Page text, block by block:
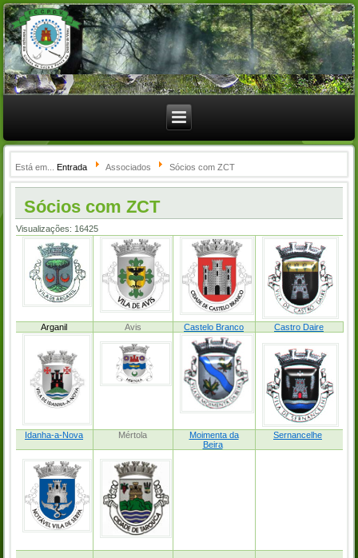
Está em...Entrada Associados Sócios com ZCT
Sócios com ZCT
Visualizações: 16425
Arganil Avis Castelo Branco Castro Daire
Idanha-a-Nova Mértola
Moimenta da
Beira
Sernancelhe